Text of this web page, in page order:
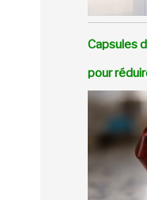
Capsules
pour